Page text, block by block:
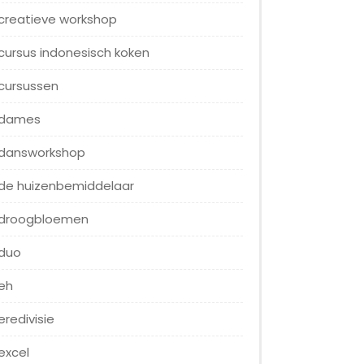
workshop
indonesisch koken
huizenbemiddelaar